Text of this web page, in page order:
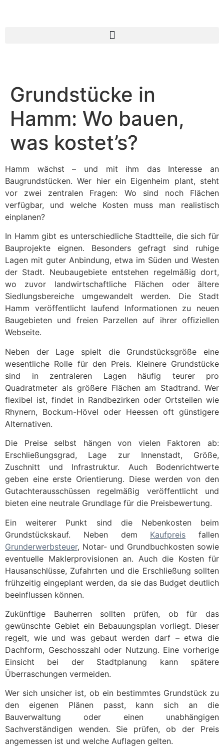
Grundstücke in
Hamm: Wo bauen,
was kostet’s?
Hamm wächst – und mit ihm das Interesse an
Baugrundstücken. Wer hier ein Eigenheim plant, steht
vor zwei zentralen Fragen: Wo sind noch Flächen
verfügbar, und welche Kosten muss man realistisch
einplanen?
In Hamm gibt es unterschiedliche Stadtteile, die sich für
Bauprojekte eignen. Besonders gefragt sind ruhige
Lagen mit guter Anbindung, etwa im Süden und Westen
der Stadt. Neubaugebiete entstehen regelmäßig dort,
wo zuvor landwirtschaftliche Flächen oder ältere
Siedlungsbereiche umgewandelt werden. Die Stadt
Hamm veröffentlicht laufend Informationen zu neuen
Baugebieten und freien Parzellen auf ihrer offiziellen
Webseite.
Neben der Lage spielt die Grundstücksgröße eine
wesentliche Rolle für den Preis. Kleinere Grundstücke
sind in zentraleren Lagen häufig teurer pro
Quadratmeter als größere Flächen am Stadtrand. Wer
flexibel ist, findet in Randbezirken oder Ortsteilen wie
Rhynern, Bockum-Hövel oder Heessen oft günstigere
Alternativen.
Die Preise selbst hängen von vielen Faktoren ab:
Erschließungsgrad, Lage zur Innenstadt, Größe,
Zuschnitt und Infrastruktur. Auch Bodenrichtwerte
geben eine erste Orientierung. Diese werden von den
Gutachterausschüssen regelmäßig veröffentlicht und
bieten eine neutrale Grundlage für die Preisbewertung.
Ein weiterer Punkt sind die Nebenkosten beim
Grundstückskauf. Neben dem Kaufpreis fallen
Grunderwerbsteuer, Notar- und Grundbuchkosten sowie
eventuelle Maklerprovisionen an. Auch die Kosten für
Hausanschlüsse, Zufahrten und die Erschließung sollten
frühzeitig eingeplant werden, da sie das Budget deutlich
beeinflussen können.
Zukünftige Bauherren sollten prüfen, ob für das
gewünschte Gebiet ein Bebauungsplan vorliegt. Dieser
regelt, wie und was gebaut werden darf – etwa die
Dachform, Geschosszahl oder Nutzung. Eine vorherige
Einsicht bei der Stadtplanung kann spätere
Überraschungen vermeiden.
Wer sich unsicher ist, ob ein bestimmtes Grundstück zu
den eigenen Plänen passt, kann sich an die
Bauverwaltung oder einen unabhängigen
Sachverständigen wenden. Sie prüfen, ob der Preis
angemessen ist und welche Auflagen gelten.